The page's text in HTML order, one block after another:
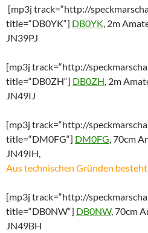
[mp3j track=“http://
title=“DB0YK“] DB0YK, 2m
JN39PJ
[mp3j track=“http://
title=“DB0ZH“] DB0ZH, 2m
JN49IJ
[mp3j track=“http://
title=“DM0FG“] DM0FG, 70cm
JN49IH,
Aus technischen Gründen
[mp3j track=“http://
title=“DB0NW“] DB0NW, 70cm
JN49BH